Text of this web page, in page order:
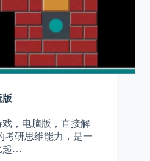
版
，电脑版，直接解
考研思维能力，是一
起…